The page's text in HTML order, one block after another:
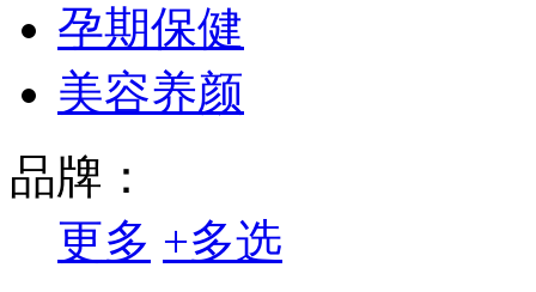
孕期保健
美容养颜
品牌：
更多 +多选